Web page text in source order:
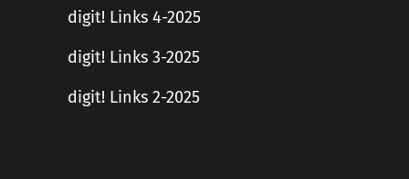
digit! Links 4-2025
digit! Links 3-2025
digit! Links 2-2025